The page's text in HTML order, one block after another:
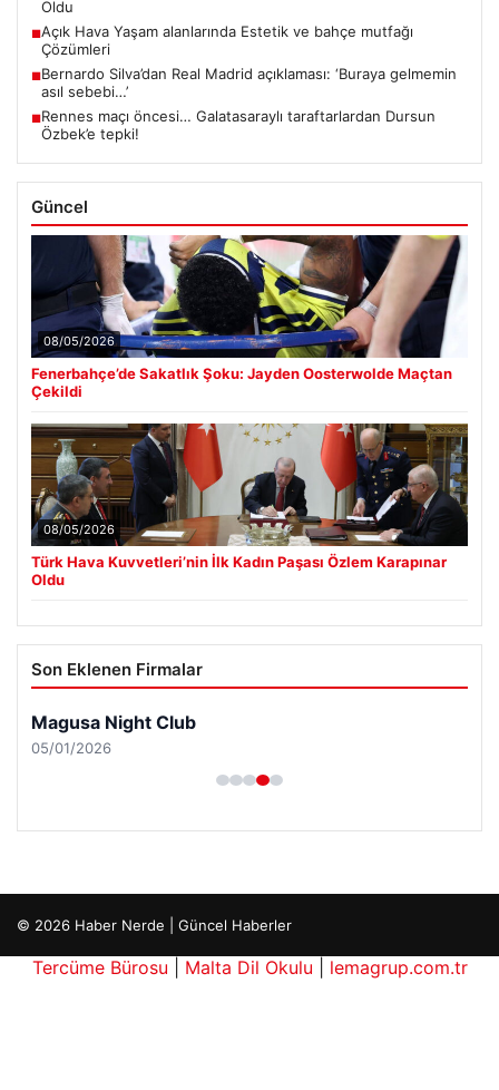
Oldu
■Açık Hava Yaşam alanlarında Estetik ve bahçe mutfağı
Çözümleri
■Bernardo Silva’dan Real Madrid açıklaması: ‘Buraya gelmemin
asıl sebebi…’
■Rennes maçı öncesi… Galatasaraylı taraftarlardan Dursun
Özbek’e tepki!
Güncel
08/05/2026
Fenerbahçe’de Sakatlık Şoku: Jayden Oosterwolde Maçtan
Çekildi
08/05/2026
Türk Hava Kuvvetleri’nin İlk Kadın Paşası Özlem Karapınar
Oldu
Son Eklenen Firmalar
Magusa Night Club
05/01/2026
© 2026 Haber Nerde | Güncel Haberler
Tercüme Bürosu Malta Dil Okulu
lemagrup.com.tr